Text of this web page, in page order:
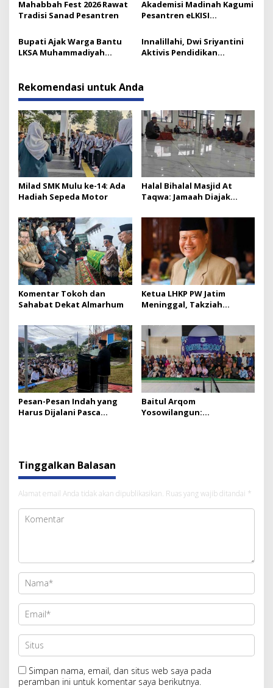
Dirinya
Mahabbah Fest 2026 Rawat
Tradisi Sanad Pesantren
Akademisi Madinah Kagumi
Pesantren eLKISI
Bupati Ajak Warga Bantu
LKSA Muhammadiyah
Innalillahi, Dwi Sriyantini
Aktivis Pendidikan
Rekomendasi untuk Anda
Milad SMK Mulu ke-14: Ada
Hadiah Sepeda Motor
Halal Bihalal Masjid At
Taqwa: Jamaah Diajak
Komentar Tokoh dan
Sahabat Dekat Almarhum
Ketua LHKP PW Jatim
Meninggal, Takziah
Ranting hingga Pusat
Pesan-Pesan Indah yang
Harus Dijalani Pasca
Baitul Arqom
Yosowilangun:
Tinggalkan Balasan
Alamat email Anda tidak akan dipublikasikan. Ruas yang wajib ditandai *
Simpan nama, email, dan situs web saya pada
peramban ini untuk komentar saya berikutnya.